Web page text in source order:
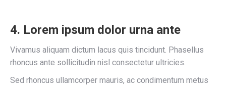
4. Lorem ipsum dolor urna ante
Vivamus aliquam dictum lacus quis tincidunt. Phasellus
rhoncus ante sollicitudin nisl consectetur ultricies.
Sed rhoncus ullamcorper mauris, ac condimentum metus